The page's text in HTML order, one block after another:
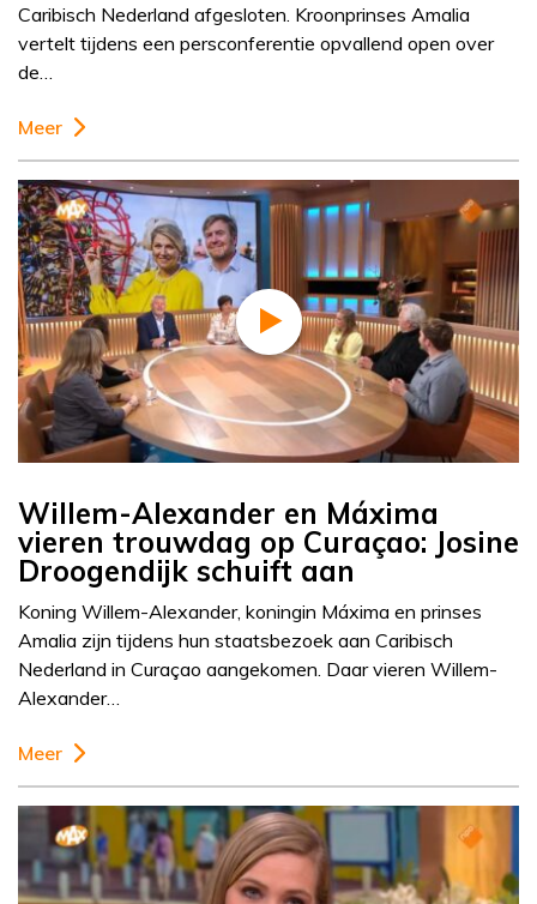
Caribisch Nederland afgesloten. Kroonprinses Amalia
vertelt tijdens een persconferentie opvallend open over
de…
Meer
Willem-Alexander en Máxima
vieren trouwdag op Curaçao: Josine
Droogendijk schuift aan
Koning Willem-Alexander, koningin Máxima en prinses
Amalia zijn tijdens hun staatsbezoek aan Caribisch
Nederland in Curaçao aangekomen. Daar vieren Willem-
Alexander…
Meer